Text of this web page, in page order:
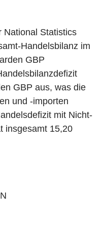
National Statistics
Handelsbilanz im
GBP
GBP aus, was die
und -importen
mit Nicht-
insgesamt 15,20